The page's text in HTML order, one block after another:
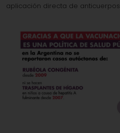
aplicación directa de anticuerpos.